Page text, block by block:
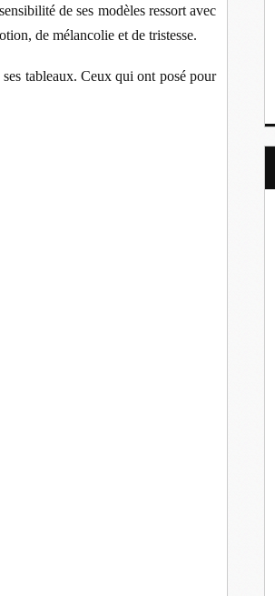
de ses modèles ressort avec
de mélancolie et de tristesse.
tableaux. Ceux qui ont posé pour